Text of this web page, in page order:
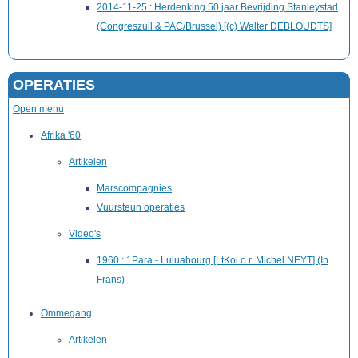
2014-11-25 : Herdenking 50 jaar Bevrijding Stanleystad
(Congreszuil & PAC/Brussel) [(c) Walter DEBLOUDTS]
OPERATIES
Open menu
Afrika '60
Artikelen
Marscompagnies
Vuursteun operaties
Video's
1960 : 1Para - Luluabourg [LtKol o.r. Michel NEYT] (In
Frans)
Ommegang
Artikelen